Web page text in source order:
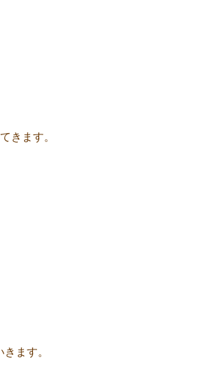
きます。
ます。